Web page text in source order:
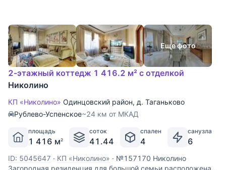
Еще фото
2-этажный коттедж 1 416.2 м² с отделкой
Николино
КП «Николино» Одинцовский район, д. Таганьково
Рублево-Успенское~24 км от МКАД
площадь
1 416 м2
соток
41.44
спален
4
санузла
6
ID: 5045647 · КП «Николино» · №157170 Николино
Загородная резиденция для большой семьи расположена в